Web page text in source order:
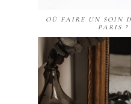
OÙ FAIRE UN SOIN
PARIS ?